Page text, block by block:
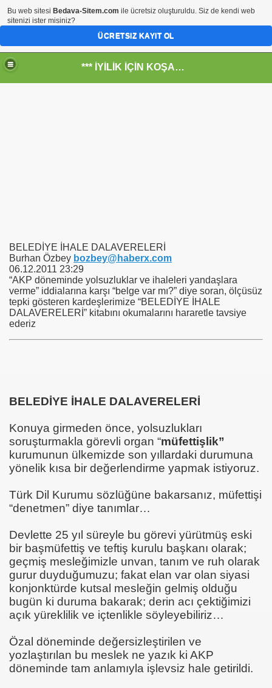
*** İYİLİK İÇİN KOŞANLARIN YERİ***
BELEDİYE İHALE DALAVERELERİ
Burhan Özbey bozbey@haberx.com
06.12.2011 23:29
“AKP döneminde yolsuzluklar ve ihaleleri yandaşlara
verme” iddialarına karşı “belge var mı?” diye soran, ölçüsüz
tepki gösteren kardeşlerimize “BELEDİYE İHALE
DALAVERELERİ” kitabını okumalarını hararetle tavsiye
ederiz
BELEDİYE İHALE DALAVERELERİ
Konuya girmeden önce, yolsuzlukları
soruşturmakla görevli organ “müfettişlik”
kurumunun ülkemizde son yıllardaki durumuna
yönelik kısa bir değerlendirme yapmak istiyoruz.
Türk Dil Kurumu sözlüğüne bakarsanız, müfettişi
“denetmen” diye tanımlar…
Devlette 25 yıl süreyle bu görevi yürütmüş eski
bir başmüfettiş ve teftiş kurulu başkanı olarak;
geçmiş mesleğimizle unvan, tanım ve ruh olarak
gurur duyduğumuzu; fakat elan var olan siyasi
konjonktürde kutsal mesleğin gelmiş olduğu
bugün ki duruma bakarak; derin acı çektiğimizi
açık yüreklilik ve içtenlikle söyleyebiliriz…
Özal döneminde değersizleştirilen ve
yozlaştırılan bu meslek ne yazık ki AKP
döneminde tam anlamıyla işlevsiz hale getirildi.
Ne Yapar---
AÇTINIZMI?
Bu web sitesi Bedava-Sitem.com ile ücretsiz oluşturuldu. Siz de kendi web
sitenizi ister misiniz?
ÜCRETSIZ KAYIT OL